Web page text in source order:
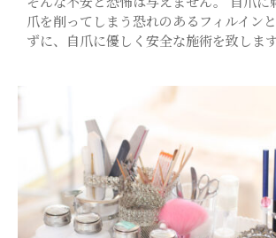
爪を削ってしまう恐れのあるフィルイン
ずに、自爪に優しく安全な施術を致します